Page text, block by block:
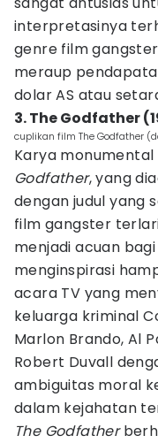
interpretasinya
genre film
meraup
dolar AS atau
3. The Godfather
cuplikan film The Godfather
Karya
Godfather, yang
dengan judul yang
film gangster
menjadi acuan
menginspirasi
acara TV yang
keluarga kriminal
Marlon Brando, Al
Robert Duvall
ambiguitas moral
dalam kejahatan
The Godfather